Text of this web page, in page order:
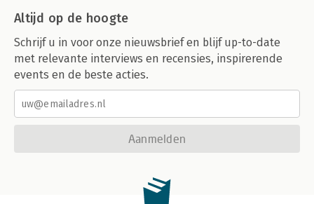
Altijd op de hoogte
Schrijf u in voor onze nieuwsbrief en blijf up-to-date
met relevante interviews en recensies, inspirerende
events en de beste acties.
Aanmelden